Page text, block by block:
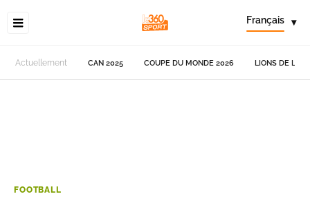
Français ▾
Actuellement CAN 2025 COUPE DU MONDE 2026 LIONS DE
FOOTBALL